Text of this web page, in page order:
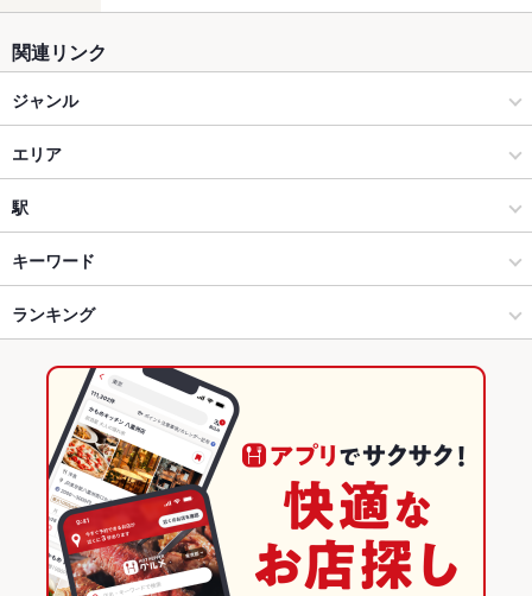
関連リンク
ジャンル
ダイニングバー・バル
スペインバル・イタリアンバール
赤羽・王子・十条 × ダイニングバー・バル
赤羽・王子・十条 × スペインバル・イタリアンバール
赤羽駅 × ダイニングバー・バル
赤羽駅 × スペインバル・イタリアンバール
エリア
赤羽
赤羽 × ダイニングバー・バル
赤羽 × スペインバル・イタリアンバール
東京 × ダイニングバー・バル
東京 × スペインバル・イタリアンバール
駅
赤羽駅
赤羽岩淵駅
キーワード
エビ料理
ランキング
東京のグルメランキング
東京のダイニングバー・バルランキング
東京のスペインバル・イタリアンバールランキング
赤羽・王子・十条のグルメランキング
赤羽・王子・十条のダイニングバー・バルランキング